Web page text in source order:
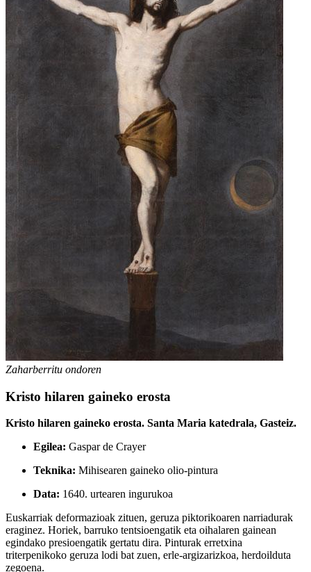
Zaharberritu ondoren
Kristo hilaren gaineko erosta
Kristo hilaren gaineko erosta. Santa Maria katedrala, Gasteiz.
Egilea: Gaspar de Crayer
Teknika: Mihisearen gaineko olio-pintura
Data: 1640. urtearen ingurukoa
Euskarriak deformazioak zituen, geruza piktorikoaren narriadurak
eraginez. Horiek, barruko tentsioengatik eta oihalaren gainean
egindako presioengatik gertatu dira. Pinturak erretxina
triterpenikoko geruza lodi bat zuen, erle-argizarizkoa, herdoilduta
zegoena.